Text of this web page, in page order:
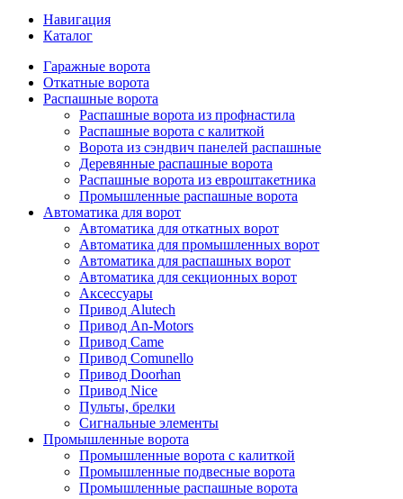
Навигация
Каталог
Гаражные ворота
Откатные ворота
Распашные ворота
Распашные ворота из профнастила
Распашные ворота с калиткой
Ворота из сэндвич панелей распашные
Деревянные распашные ворота
Распашные ворота из евроштакетника
Промышленные распашные ворота
Автоматика для ворот
Автоматика для откатных ворот
Автоматика для промышленных ворот
Автоматика для распашных ворот
Автоматика для секционных ворот
Аксессуары
Привод Alutech
Привод An-Motors
Привод Came
Привод Comunello
Привод Doorhan
Привод Nice
Пульты, брелки
Сигнальные элементы
Промышленные ворота
Промышленные ворота с калиткой
Промышленные подвесные ворота
Промышленные распашные ворота